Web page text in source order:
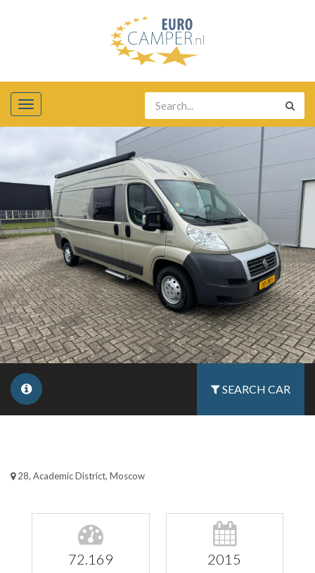
SEARCH CAR
28, Academic District, Moscow
72.169 2015